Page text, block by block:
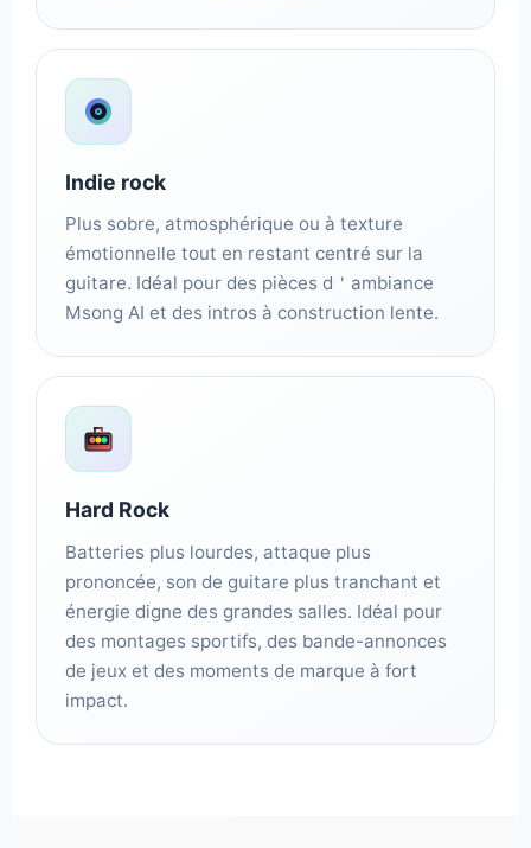
Indie rock
Plus sobre, atmosphérique ou à texture
émotionnelle tout en restant centré sur la
guitare. Idéal pour des pièces d＇ambiance
Msong AI et des intros à construction lente.
Hard Rock
Batteries plus lourdes, attaque plus
prononcée, son de guitare plus tranchant et
énergie digne des grandes salles. Idéal pour
des montages sportifs, des bande-annonces
de jeux et des moments de marque à fort
impact.